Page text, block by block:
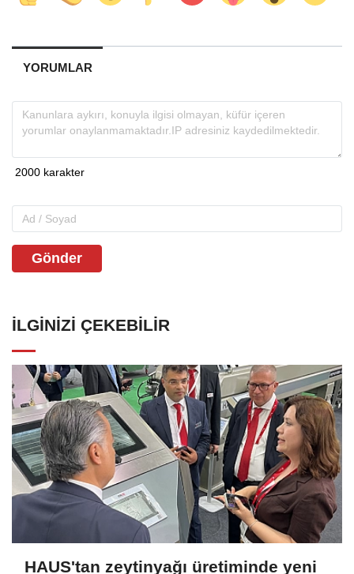
YORUMLAR
Gönder
İLGINIZI ÇEKEBILIR
HAUS'tan zeytinyağı üretiminde yeni